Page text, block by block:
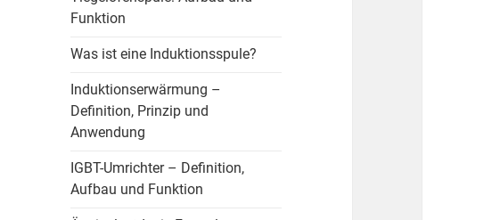
Funktion
Was ist eine Induktionsspule?
Induktionserwärmung –
Definition, Prinzip und
Anwendung
IGBT-Umrichter – Definition,
Aufbau und Funktion